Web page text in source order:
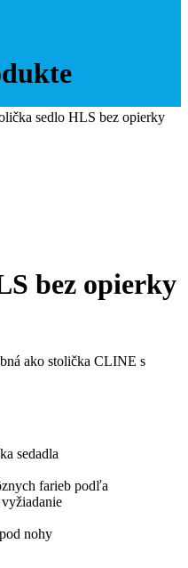
sedlo HLS bez opierky
bez opierky
ako stolička CLINE s
sedadla
farieb podľa
nohy